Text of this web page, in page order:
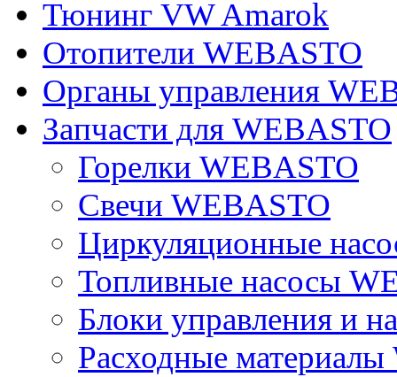
Тюнинг VW Amarok
Отопители WEBASTO
Органы управления
Запчасти для WEBASTO
Горелки WEBASTO
Свечи WEBASTO
Циркуляционные
Топливные насосы
Блоки управления и
Расходные